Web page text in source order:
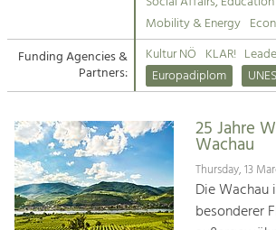
Suche
Impressum
Kontakt
Tourism
Offer Development and Positioning
Art & Culture
Crafts, Science and Research.
Social Affairs, Education
Mobility & Energy
Funding Agencies &
Partners:
Kultur NÖ KLAR!
Europadiplom
25 Jahre
Wachau
Thursday, 13
Die Wachau
besonderer